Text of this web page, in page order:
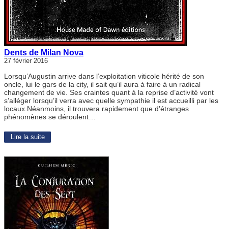
Dents de Milan Nova
27 février 2016
Lorsqu’Augustin arrive dans l’exploitation viticole hérité de son
oncle, lui le gars de la city, il sait qu’il aura à faire à un radical
changement de vie. Ses craintes quant à la reprise d’activité vont
s’alléger lorsqu’il verra avec quelle sympathie il est accueilli par les
locaux.Néanmoins, il trouvera rapidement que d’étranges
phénomènes se déroulent…
Lire la suite